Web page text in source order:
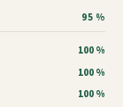
95 %
100 %
100 %
100 %